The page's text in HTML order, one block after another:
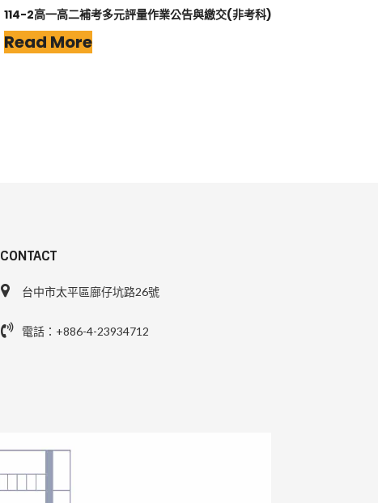
114-2高一高二補考多元評量作業公告與繳交(非考科)
Read More
CONTACT
台中市太平區廍仔坑路26號
電話：+886-4-23934712